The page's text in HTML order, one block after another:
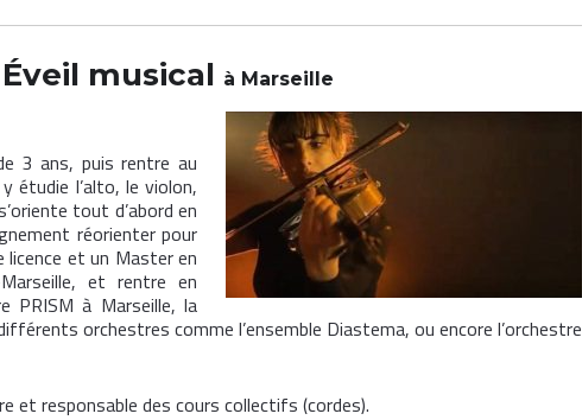
Éveil musical à Marseille
3 ans, puis rentre au
étudie l’alto, le violon,
tout d’abord en
réorienter pour
licence et un Master en
et rentre en
PRISM à Marseille, la
orchestres comme l’ensemble Diastema, ou encore l’orchestre
et responsable des cours collectifs (cordes).